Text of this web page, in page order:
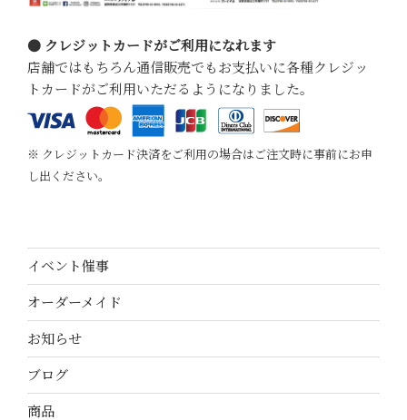
● クレジットカードがご利用になれます
店舗ではもちろん通信販売でもお支払いに各種クレジッ
トカードがご利用いただるようになりました。
※ クレジットカード決済をご利用の場合はご注文時に事前にお申
し出ください。
イベント催事
オーダーメイド
お知らせ
ブログ
商品